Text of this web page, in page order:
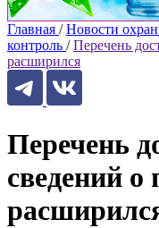
Главная / Новости
контроль / Перечень
расширился
Перечень
сведений о